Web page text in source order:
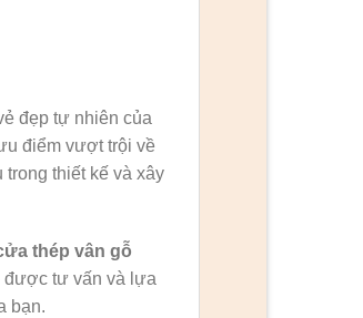
đẹp tự nhiên của
điểm vượt trội về
thiết kế và xây
thép vân gỗ
được tư vấn và lựa
bạn.